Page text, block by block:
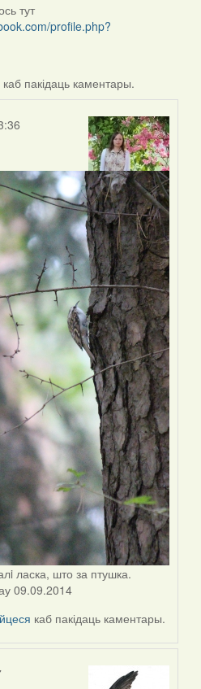
тут
profile.php?
каб пакідаць каментары.
ласка, што за птушка.
09.09.2014
каб пакідаць каментары.